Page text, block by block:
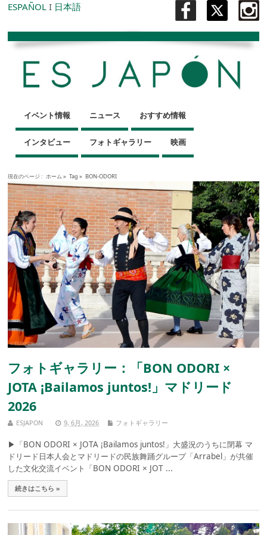
ESPAÑOL I 日本語
イベント情報 ニュース おすすめ情報
インタビュー フォトギャラリー 映画
現在のページ : ホーム » Tag » BON-ODORI
フォトギャラリー：「BON ODORI ×
JOTA ¡Bailamos juntos!」マドリード
2026
ESJAPON 9, 6月, 2026 フォトギャラリー
▶︎「BON ODORI × JOTA ¡Bailamos juntos!」大盛況のうちに閉幕 マ
ドリード日本人会とマドリードの民族舞踊グループ「Arrabel」が共催
した文化交流イベント「BON ODORI × JOT ...
続きはこちら »